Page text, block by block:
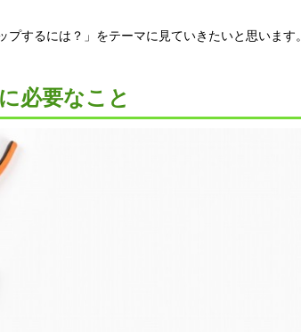
するには？」をテーマに見ていきたいと思います。
必要なこと